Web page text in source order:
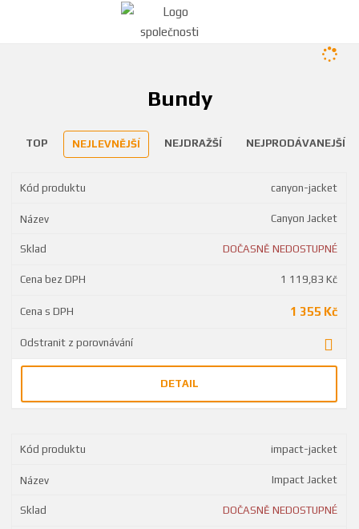
Bundy
TOP NEJLEVNĚJŠÍ NEJDRAŽŠÍ NEJPRODÁVANEJŠÍ
canyon-jacket
Canyon Jacket
DOČASNĚ NEDOSTUPNÉ
1 119,83 Kč
1 355 Kč
DETAIL
impact-jacket
Impact Jacket
DOČASNĚ NEDOSTUPNÉ